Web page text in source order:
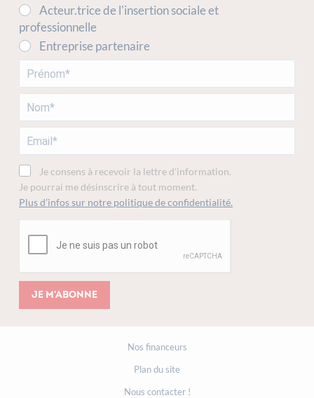
Acteur.trice de l'insertion sociale et
professionnelle
Entreprise partenaire
Je consens à recevoir la lettre d'information.
Je pourrai me désinscrire à tout moment.
Plus d’infos sur notre politique de confidentialité.
Je m'abonne
Nos financeurs
Plan du site
Nous contacter !